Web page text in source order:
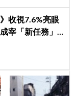
收視7.6%亮眼
宰「新任務」